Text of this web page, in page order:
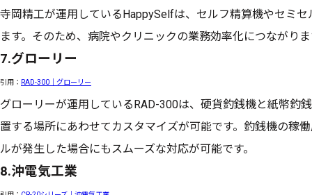
寺岡精工が運用しているHappySelfは、セルフ精算機やセミ
ます。そのため、病院やクリニックの業務効率化につながり
7.グローリー
引用： RAD-300｜グローリー
グローリーが運用しているRAD-300は、硬貨釣銭機と紙幣釣
置する場所にあわせてカスタマイズが可能です。釣銭機の稼
ルが発生した場合にもスムーズな対応が可能です。
8.沖電気工業